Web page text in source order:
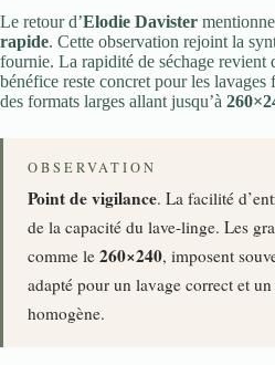
Le retour d’Elodie Davister
rapide. Cette observation rejoint la
fournie. La rapidité de séchage revient
bénéfice reste concret pour les lavages
des formats larges allant jusqu’à
OBSERVATION
Point de vigilance. La facilité
de la capacité du lave-linge. Les
comme le 260×240, imposent
adapté pour un lavage correct et un
homogène.